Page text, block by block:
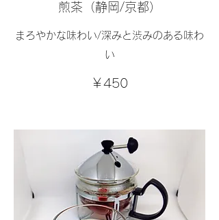
煎茶（静岡/京都）
まろやかな味わい/深みと渋みのある味わ
い
￥450